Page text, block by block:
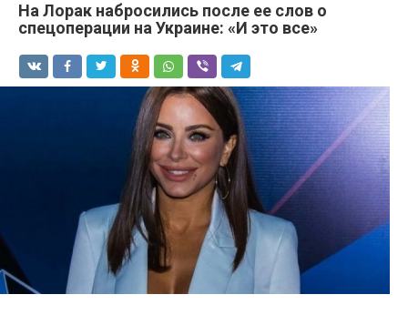
На Лорак набросились после ее слов о
спецоперации на Украине: «И это все»